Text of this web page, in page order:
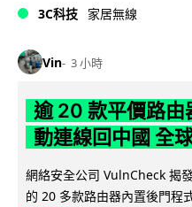
3C科技 家居無線
Vin 3 小時
逾 20 款平價路由
動連線回中國 全
網絡安全公司 VulnCheck 揭
的 20 多款路由器內置後門程